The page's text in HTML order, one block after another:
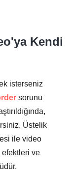
Kendi
isterseniz
sorunu
Üstelik
ile video
efektleri ve